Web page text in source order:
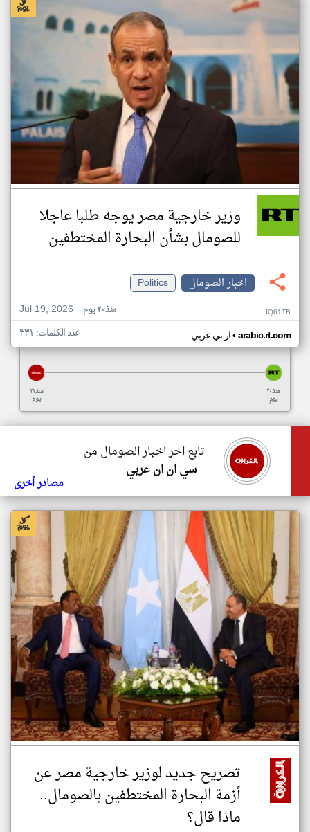
وزير خارجية مصر يوجه طلبا عاجلا
للصومال بشأن البحارة المختطفين
اخبار الصومال
Politics
Jul 19, 2026
منذ ٢٠ يوم IQ61TB
ار تي عربي• arabic.rt.com عدد الكلمات: ٣٣١
منذ ٢١
يوم
منذ ٢٠
يوم
تابع اخر اخبار الصومال من
سي ان ان عربي
مصادر أخرى
تصريح جديد لوزير خارجية مصر عن
أزمة البحارة المختطفين بالصومال..
ماذا قال؟